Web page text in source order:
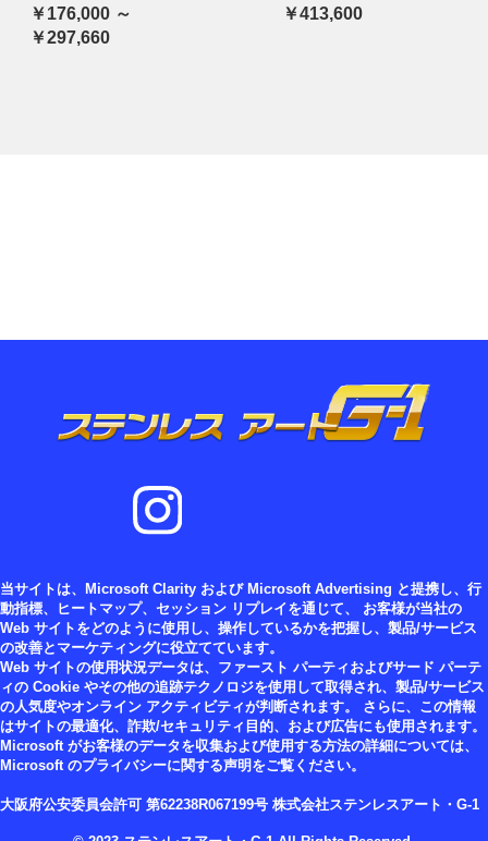
￥176,000 ～
￥297,660
￥413,600
当サイトは、Microsoft Clarity および Microsoft Advertising と提携し、行
動指標、ヒートマップ、セッション リプレイを通じて、 お客様が当社の
Web サイトをどのように使用し、操作しているかを把握し、製品/サービス
の改善とマーケティングに役立てています。
Web サイトの使用状況データは、ファースト パーティおよびサード パーテ
ィの Cookie やその他の追跡テクノロジを使用して取得され、製品/サービス
の人気度やオンライン アクティビティが判断されます。 さらに、この情報
はサイトの最適化、詐欺/セキュリティ目的、および広告にも使用されます。
Microsoft がお客様のデータを収集および使用する方法の詳細については、
Microsoft のプライバシーに関する声明をご覧ください。
大阪府公安委員会許可 第62238R067199号 株式会社ステンレスアート・G-1